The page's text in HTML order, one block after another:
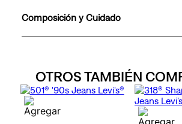
Composición y Cuidado
OTROS TAMBIÉN